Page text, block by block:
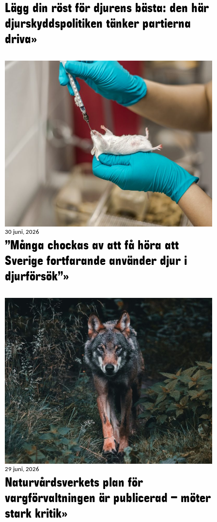
Lägg din röst för djurens bästa: den här
djurskyddspolitiken tänker partierna
driva»
30 juni, 2026
”Många chockas av att få höra att
Sverige fortfarande använder djur i
djurförsök”»
29 juni, 2026
Naturvårdsverkets plan för
vargförvaltningen är publicerad – möter
stark kritik»